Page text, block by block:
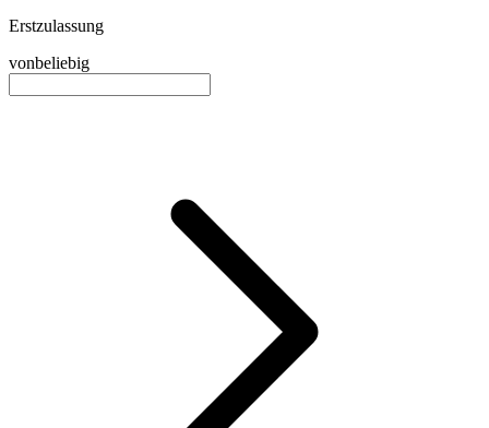
Erstzulassung
vonbeliebig